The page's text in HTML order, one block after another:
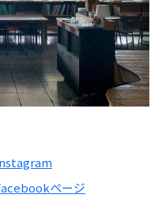
ページ